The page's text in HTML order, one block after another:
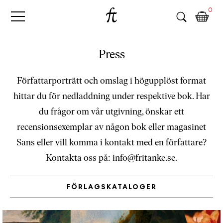
Fri
B
o
a
e
l
p
å
n
ä
t
t
,
k
ö
0
Press
Författarporträtt och omslag i högupplöst format
hittar du för nedladdning under respektive bok. Har
du frågor om vår utgivning, önskar ett
recensionsexemplar av någon bok eller magasinet
Sans eller vill komma i kontakt med en författare?
Kontakta oss på: info@fritanke.se.
FÖRLAGSKATALOGER